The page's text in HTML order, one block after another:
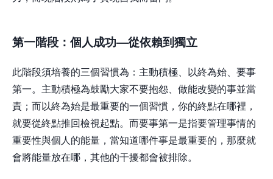
第一階段：個人成功—從依賴到獨立
此階段須培養的三個習慣為：主動積極、以終為始、要事
第一。主動積極為鼓勵大家不要抱怨、做能改變的事並當
責；而以終為始是最重要的一個習慣，你的終點在哪裡，
就要從終點推回檢視起點。而要事第一是指要管理事情的
重要性與個人的能量，當知道哪件事是最重要的，那麼就
會將能量放在哪，其他的干擾都會被排除。